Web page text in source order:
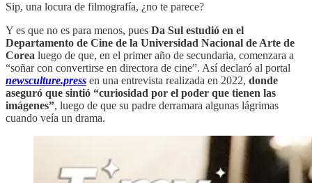
Sip, una locura de filmografía, ¿no te parece?
Y es que no es para menos, pues Da Sul estudió en el
Departamento de Cine de la Universidad Nacional de Arte de
Corea luego de que, en el primer año de secundaria, comenzara a
“soñar con convertirse en directora de cine”. Así declaró al portal
newsculture.press en una entrevista realizada en 2022, donde
aseguró que sintió “curiosidad por el poder que tienen las
imágenes”, luego de que su padre derramara algunas lágrimas
cuando veía un drama.